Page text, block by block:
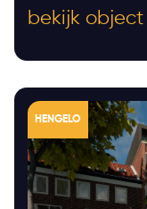
bekijk object
HENGELO